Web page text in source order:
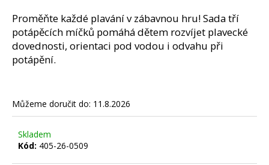
hvězdiček.
Proměňte každé plavání v zábavnou hru! Sada tří
potápěcích míčků pomáhá dětem rozvíjet plavecké
dovednosti, orientaci pod vodou i odvahu při
potápění.
Můžeme doručit do: 11.8.2026
Skladem
Kód: 405-26-0509
j
e
m
e